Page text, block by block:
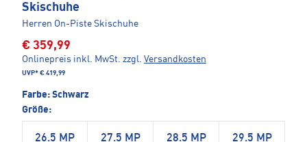
Skischuhe
Herren On-Piste Skischuhe
€ 359,99
Onlinepreis inkl. MwSt. zzgl. Versandkosten
UVP* € 419,99
Farbe: Schwarz
Größe:
26.5 MP 27.5 MP 28.5 MP 29.5 MP